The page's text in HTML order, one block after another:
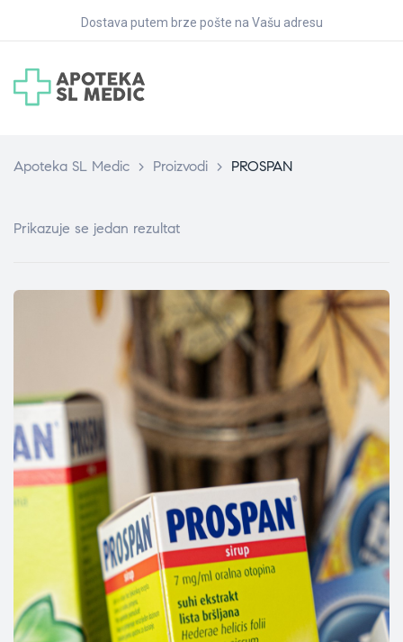
Dostava putem brze pošte na Vašu adresu
Apoteka SL Medic > Proizvodi > PROSPAN
Prikazuje se jedan rezultat